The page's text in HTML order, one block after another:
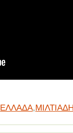
ΕΛΛΑΔΑ,